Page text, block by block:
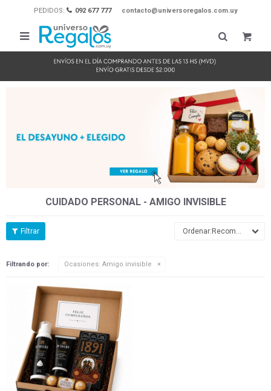
PEDIDOS: 092 677 777 contacto@universoregalos.com.uy

CUIDADO PERSONAL - AMIGO INVISIBLE
Recomendados
Filtrando por: Ocasiones: Amigo invisible